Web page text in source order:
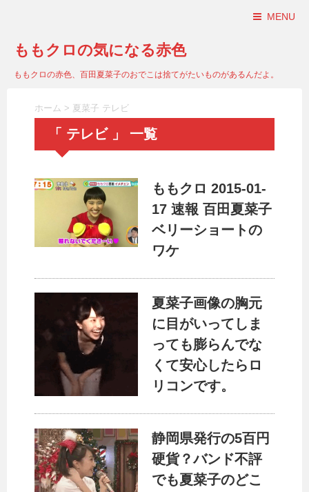
MENU
ももクロの気になる赤色
ももクロの赤色、百田夏菜子のおでこは捨てがたいものがあるんだよ。
ホーム > 夏菜子 テレビ
「 テレビ 」 一覧
ももクロ 2015-01-
17 速報 百田夏菜子
ベリーショートの
ワケ
夏菜子画像の胸元
に目がいってしま
っても膨らんでな
くて安心したらロ
リコンです。
静岡県発行の5百円
硬貨？バンド不評
でも夏菜子のどこ